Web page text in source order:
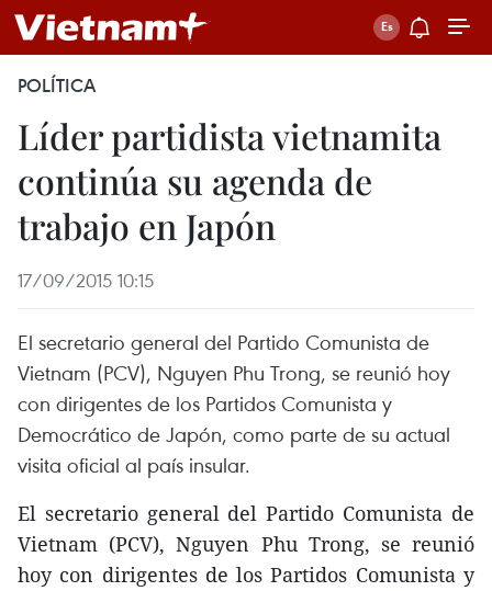
POLÍTICA
Líder partidista vietnamita
continúa su agenda de
trabajo en Japón
17/09/2015 10:15
El secretario general del Partido Comunista de
Vietnam (PCV), Nguyen Phu Trong, se reunió hoy
con dirigentes de los Partidos Comunista y
Democrático de Japón, como parte de su actual
visita oficial al país insular.
El secretario general del Partido Comunista de
Vietnam (PCV), Nguyen Phu Trong, se reunió
hoy con dirigentes de los Partidos Comunista y